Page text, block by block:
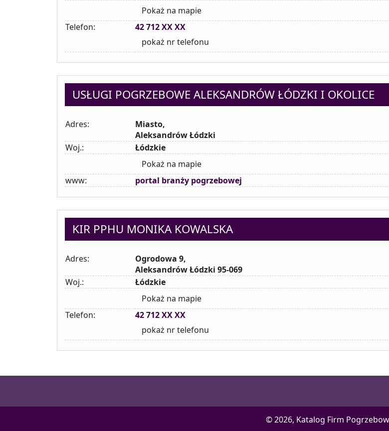
Pokaż na mapie
Telefon:
42 712 XX XX
pokaż nr telefonu
USŁUGI POGRZEBOWE ALEKSANDRÓW ŁÓDZKI I OKOLICE
Adres:
Miasto,
Aleksandrów Łódzki
Woj.:
Łódzkie
Pokaż na mapie
www:
portal branży pogrzebowej
KIR PPHU MONIKA KOWALSKA
Adres:
Ogrodowa 9,
Aleksandrów Łódzki 95-069
Woj.:
Łódzkie
Pokaż na mapie
Telefon:
42 712 XX XX
pokaż nr telefonu
© 2026, Katalog Firm